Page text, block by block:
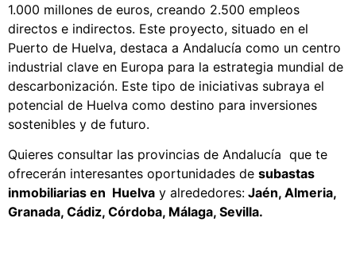
1.000 millones de euros, creando 2.500 empleos
directos e indirectos. Este proyecto, situado en el
Puerto de Huelva, destaca a Andalucía como un centro
industrial clave en Europa para la estrategia mundial de
descarbonización. Este tipo de iniciativas subraya el
potencial de Huelva como destino para inversiones
sostenibles y de futuro.
Quieres consultar las provincias de Andalucía que te
ofrecerán interesantes oportunidades de subastas
inmobiliarias en Huelva y alrededores: Jaén, Almeria,
Granada, Cádiz, Córdoba, Málaga, Sevilla.